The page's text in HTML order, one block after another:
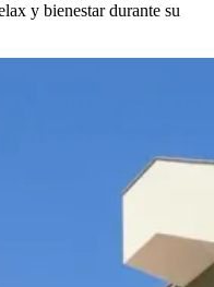
y bienestar durante su